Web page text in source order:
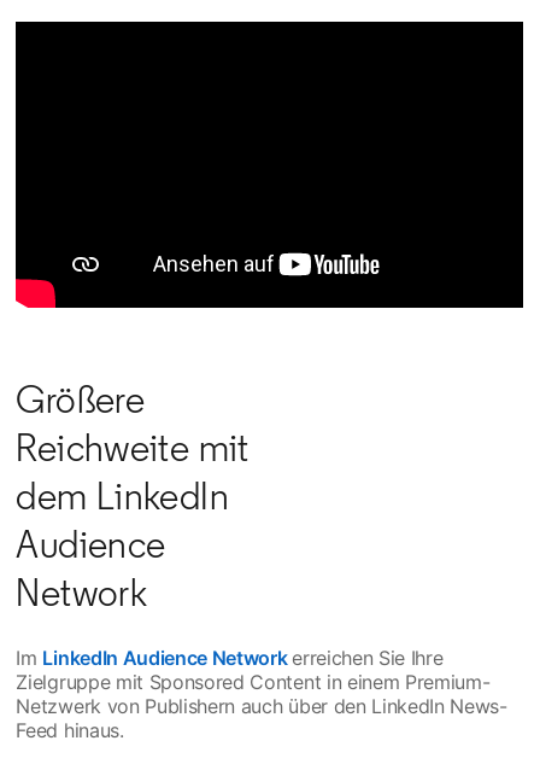
Größere
Reichweite mit
dem LinkedIn
Audience
Network
Im LinkedIn Audience Network erreichen Sie Ihre
Zielgruppe mit Sponsored Content in einem Premium-
Netzwerk von Publishern auch über den LinkedIn News-
Feed hinaus.